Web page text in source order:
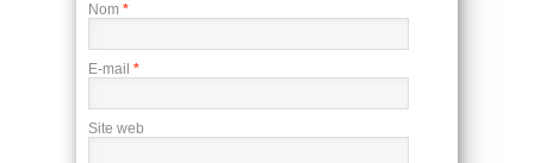
Nom *
E-mail *
Site web